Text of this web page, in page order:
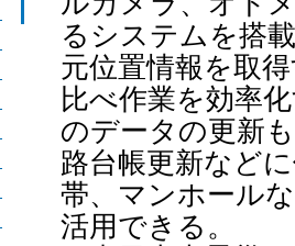
るシステムを搭
元位置情報を取
比べ作業を効率
のデータの更新
路台帳更新など
帯、マンホール
活用できる。